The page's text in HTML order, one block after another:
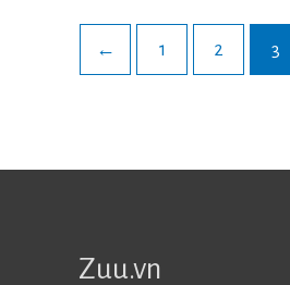
← 1 2 3
Zuu.vn